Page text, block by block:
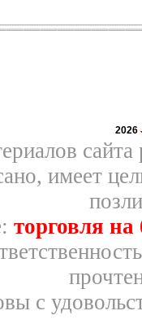
2026
имеет
торговля
с